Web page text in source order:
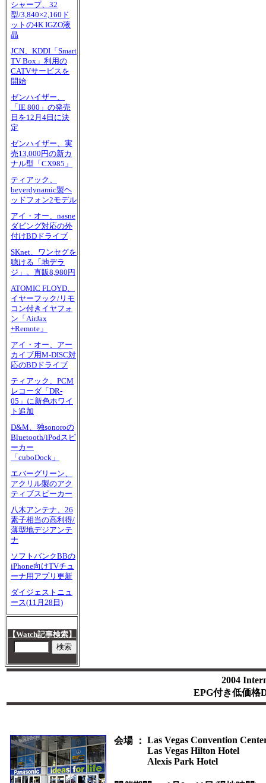
シャープ、32
型/3,840×2,160ド
ットの4K IGZO液
晶
JCN、KDDI「Smart
TV Box」利用の
CATVサービスを
開始
ゼンハイザー、
「IE 800」の発売
日を12月4日に決
定
ゼンハイザー、実
売13,000円の新カ
ナル型「CX985」
ティアック、
beyerdynamic製ヘ
ッドフォン2モデル
アイ・オー、nasne
ダビング対応の外
付けBDドライブ
SKnet、ワンセグを
聴ける「地デラ
ジ」。直販8,980円
ATOMIC FLOYD、
イヤーフック/リモ
コン付きイヤフォ
ン「AirJax
+Remote」
アイ・オー、アー
カイブ用M-DISC対
応のBDドライブ
ティアック、PCM
レコーダ「DR-
05」に新色ホワイ
ト追加
D&M、独sonoroの
Bluetooth/iPodスピ
ーカー
「cuboDock」
エバーグリーン、
アクリル製のアク
ティブスピーカー
八木アンテナ、26
素子相当の高利得/
薄型地デジアンテ
ナ
ソフトバンクBBの
iPhone向けTVチュ
ーナ用アプリ更新
ダイジェストニュ
ース(11月28日)
【Watch記事検索】
2004
EPG付き低価格
会場 ： Las Vegas Convention
Las Vegas Hilton Hotel
Alexis Park Hotel